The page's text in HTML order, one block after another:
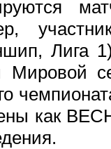
Лига
Мировой
как